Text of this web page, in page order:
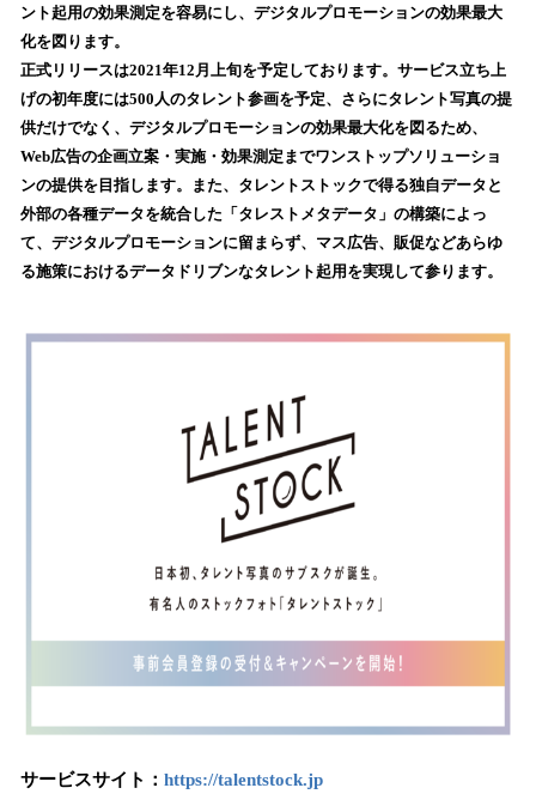
で
す
ント起用の効果測定を容易にし、デジタルプロモーションの効果最大
化を図ります。
正式リリースは2021年12月上旬を予定しております。サービス立ち上
げの初年度には500人のタレント参画を予定、さらにタレント写真の提
供だけでなく、デジタルプロモーションの効果最大化を図るため、
Web広告の企画立案・実施・効果測定までワンストップソリューショ
ンの提供を目指します。また、タレントストックで得る独自データと
外部の各種データを統合した「タレストメタデータ」の構築によっ
て、デジタルプロモーションに留まらず、マス広告、販促などあらゆ
る施策におけるデータドリブンなタレント起用を実現して参ります。
サービスサイト： https://talentstock.jp